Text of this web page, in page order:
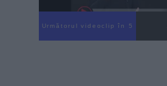
Următorul videoclip în 4